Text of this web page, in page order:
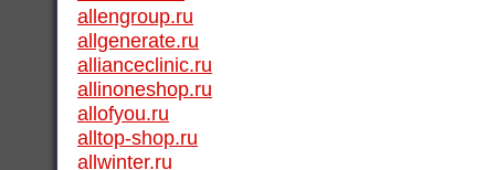
allengroup.ru
allgenerate.ru
allianceclinic.ru
allinoneshop.ru
allofyou.ru
alltop-shop.ru
allwinter.ru